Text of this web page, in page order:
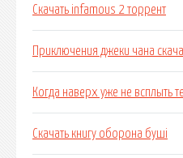
Скачать infamous 2 торрент
Приключения джеки чана
Когда наверх уже не всплыть
Скачать книгу оборона буші